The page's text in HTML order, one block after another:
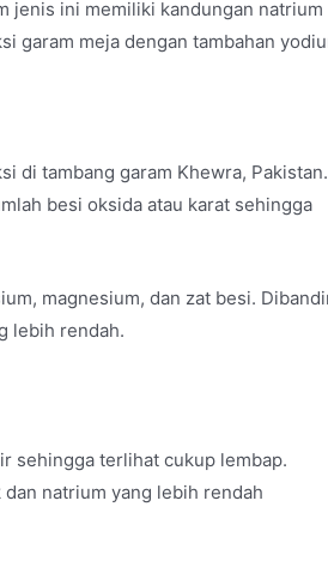
jenis ini memiliki kandungan natrium
garam meja dengan tambahan
di tambang garam Khewra, Pakistan.
besi oksida atau karat sehingga
magnesium, dan zat besi.
lebih rendah.
sehingga terlihat cukup lembap.
natrium yang lebih rendah